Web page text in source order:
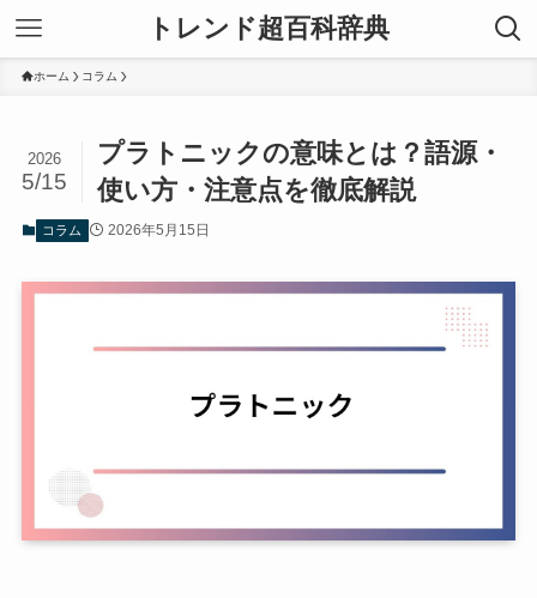
トレンド超百科辞典
ホーム コラム
プラトニックの意味とは？語源・
使い方・注意点を徹底解説
2026
5/15
コラム 2026年5月15日